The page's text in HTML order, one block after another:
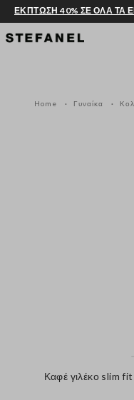
ΜΕΤΆΒΑΣΗ ΣΤΟ ΚΎΡΙΟ
ΕΚΠΤΩΣΗ 40% ΣΕ ΟΛΑ ΤΑ
Home Γυναίκα
Καφέ γιλέκο slim fit